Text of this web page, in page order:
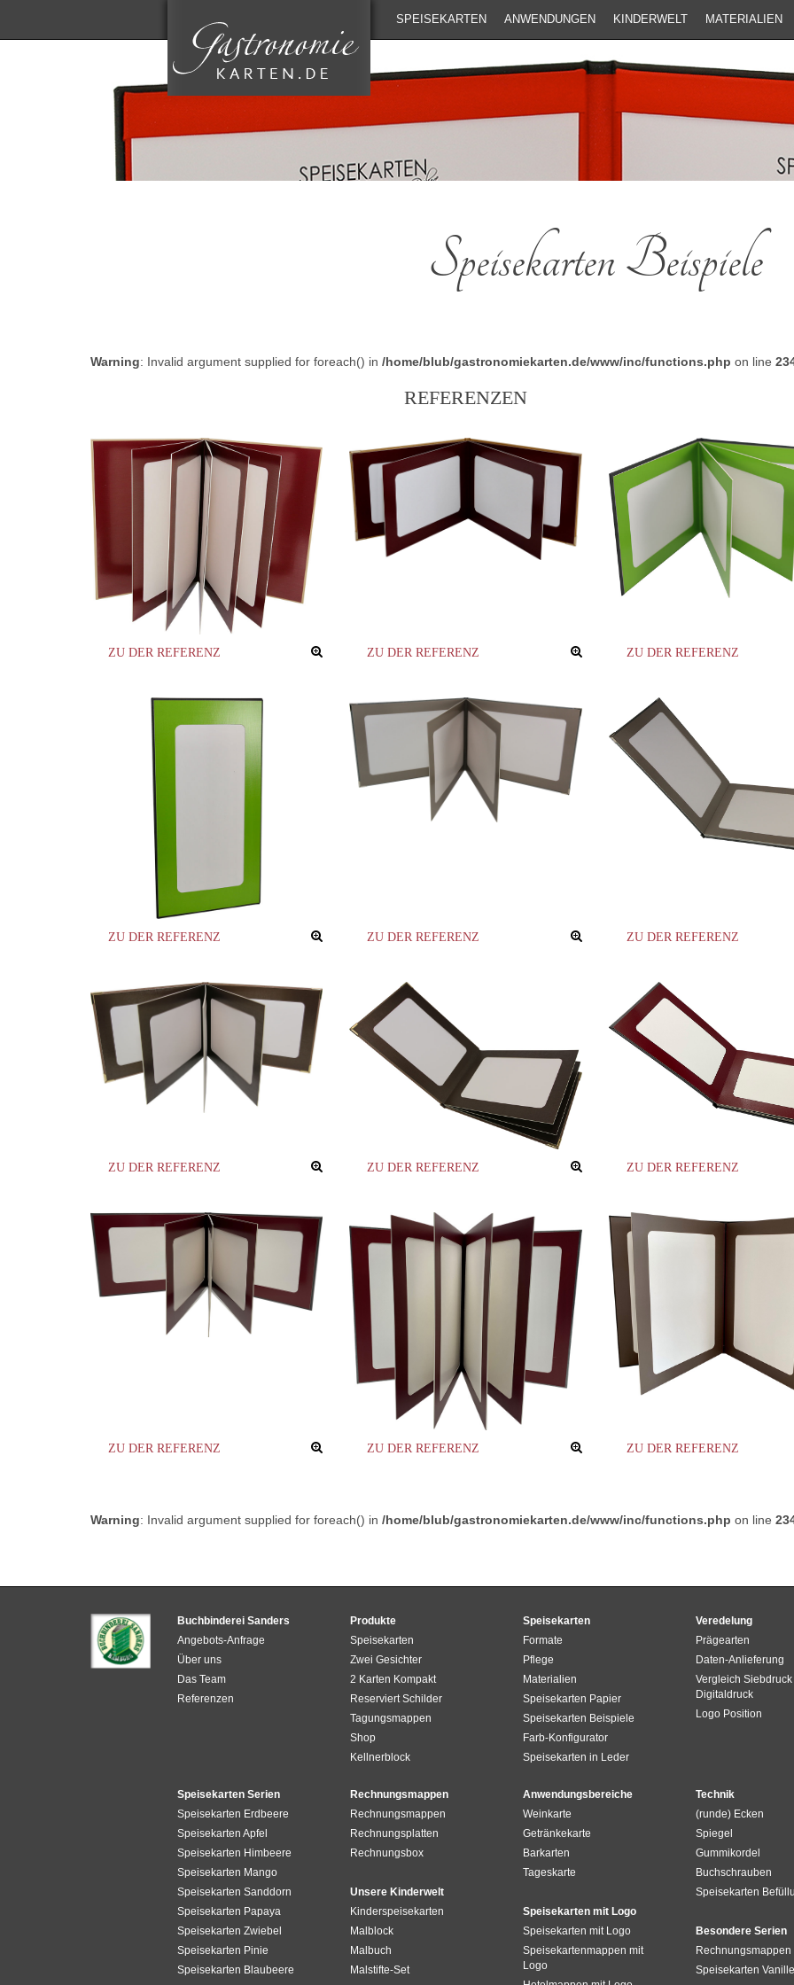
SPEISEKARTEN ANWENDUNGEN KINDERWELT MATERIALIEN
Speisekarten Beispiele
Warning: Invalid argument supplied for foreach() in /home/blub/gastronomiekarten.de/www/inc/functions.php on line
REFERENZEN
ZU DER REFERENZ ZU DER REFERENZ ZU DER REFERENZ
ZU DER REFERENZ ZU DER REFERENZ ZU DER REFERENZ
ZU DER REFERENZ ZU DER REFERENZ ZU DER REFERENZ
ZU DER REFERENZ ZU DER REFERENZ ZU DER REFERENZ
Warning: Invalid argument supplied for foreach() in /home/blub/gastronomiekarten.de/www/inc/functions.php on line
Buchbinderei Sanders
Angebots-Anfrage
Über uns
Das Team
Referenzen
Produkte
Speisekarten
Zwei Gesichter
2 Karten Kompakt
Reserviert Schilder
Tagungsmappen
Shop
Kellnerblock
Speisekarten
Formate
Pflege
Materialien
Speisekarten Papier
Speisekarten Beispiele
Farb-Konfigurator
Speisekarten in Leder
Veredelung
Prägearten
Daten-Anlieferung
Vergleich Siebdruck
Digitaldruck
Logo Position
Speisekarten Serien
Speisekarten Erdbeere
Speisekarten Apfel
Speisekarten Himbeere
Speisekarten Mango
Speisekarten Sanddorn
Speisekarten Papaya
Speisekarten Zwiebel
Speisekarten Pinie
Speisekarten Blaubeere
Rechnungsmappen
Rechnungsmappen
Rechnungsplatten
Rechnungsbox
Unsere Kinderwelt
Kinderspeisekarten
Malblock
Malbuch
Malstifte-Set
Anwendungsbereiche
Weinkarte
Getränkekarte
Barkarten
Tageskarte
Speisekarten mit Logo
Speisekarten mit Logo
Speisekartenmappen mit
Logo
Technik
(runde) Ecken
Spiegel
Gummikordel
Buchschrauben
Speisekarten
Besondere Serien
Rechnungsmappen
Speisekarten Vanille